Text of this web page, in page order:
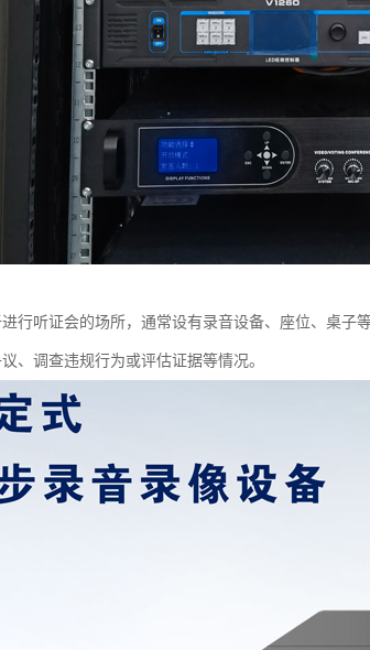
行听证会的场所，通常设有录音设备、座位、桌子
、调查违规行为或评估证据等情况。